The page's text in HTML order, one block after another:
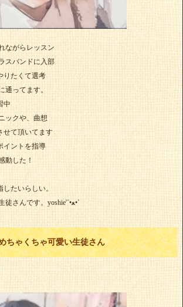
ながらレッスン
スバンドに入部
りたくて選考
通ってます。
中
ックや、曲想
せて頂いてます
イントを指導
動した！
たいらしい。
毎回 レッスンが楽しい生徒さんです。yoshie'‎´•ﻌ•`
ちゃくちゃ可愛い生徒さん